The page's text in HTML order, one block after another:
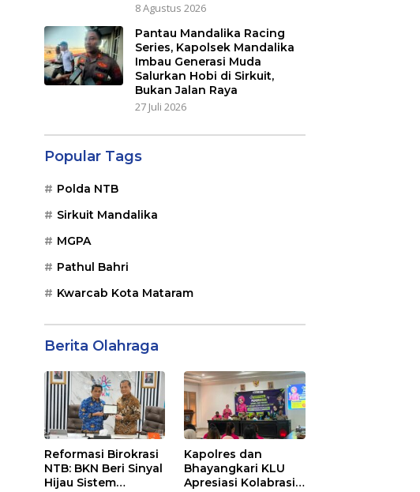
8 Agustus 2026
Pantau Mandalika Racing
Series, Kapolsek Mandalika
Imbau Generasi Muda
Salurkan Hobi di Sirkuit,
Bukan Jalan Raya
27 Juli 2026
Popular Tags
Polda NTB
Sirkuit Mandalika
MGPA
Pathul Bahri
Kwarcab Kota Mataram
Berita Olahraga
Reformasi Birokrasi
NTB: BKN Beri Sinyal
Hijau Sistem
Kapolres dan
Bhayangkari KLU
Apresiasi Kolabrasi